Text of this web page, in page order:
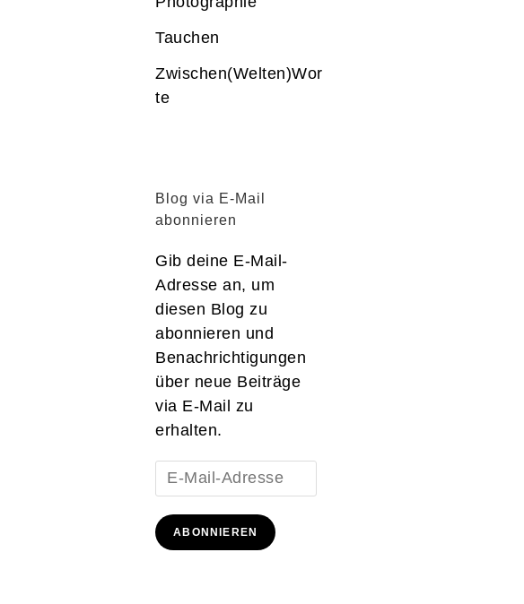
Tauchen
Zwischen(Welten)Wor
te
Blog via E-Mail
abonnieren
Gib deine E-Mail-
Adresse an, um
diesen Blog zu
abonnieren und
Benachrichtigungen
über neue Beiträge
via E-Mail zu
erhalten.
E-
Mail-
Adresse
ABONNIEREN